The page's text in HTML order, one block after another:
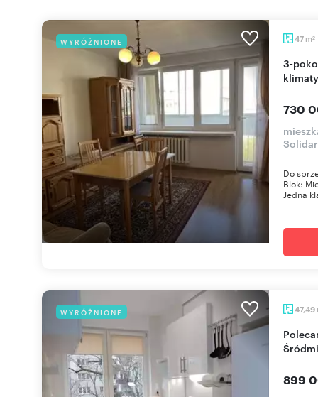
WYRÓŻNIONE 47 m2
3-pokojowe mieszkanie z balkonem i
730
Do
Blok:
Jedna
WYRÓŻNIONE 47,49
Polecam 2-pokojowe mieszkanie 48 m² w
899